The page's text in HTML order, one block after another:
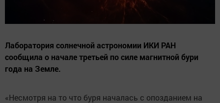
Лаборатория солнечной астрономии ИКИ РАН
сообщила о начале третьей по силе магнитной бури
года на Земле.
«Несмотря на то что буря началась с опозданием на